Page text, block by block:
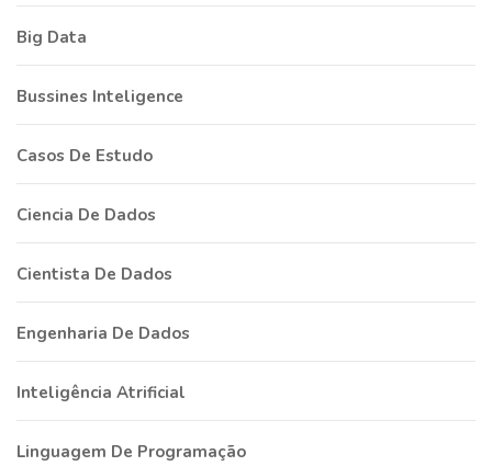
Big Data
Bussines Inteligence
Casos De Estudo
Ciencia De Dados
Cientista De Dados
Engenharia De Dados
Inteligência Atrificial
Linguagem De Programação